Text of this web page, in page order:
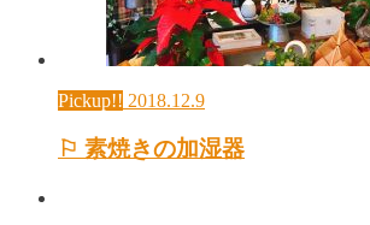
Pickup!! 2018.12.9
⚐ 素焼きの加湿器